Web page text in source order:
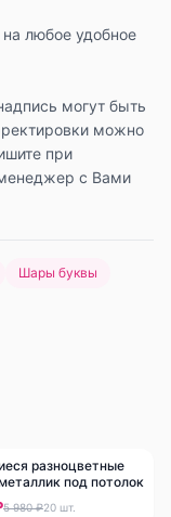
любое удобное
могут быть
можно
при
с Вами
Шары буквы
разноцветные
под потолок
5 980 ₽20 шт.